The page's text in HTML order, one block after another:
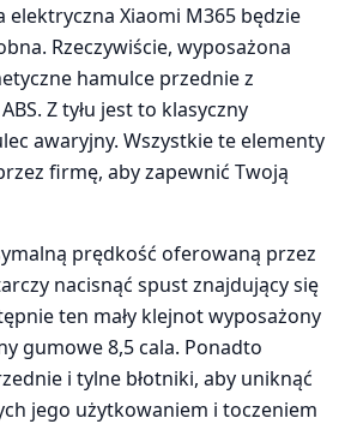
elektryczna Xiaomi M365 będzie
Rzeczywiście, wyposażona
hamulce przednie z
Z tyłu jest to klasyczny
awaryjny. Wszystkie te elementy
firmę, aby zapewnić Twoją
prędkość oferowaną przez
nacisnąć spust znajdujący się
ten mały klejnot wyposażony
gumowe 8,5 cala. Ponadto
i tylne błotniki, aby uniknąć
jego użytkowaniem i toczeniem